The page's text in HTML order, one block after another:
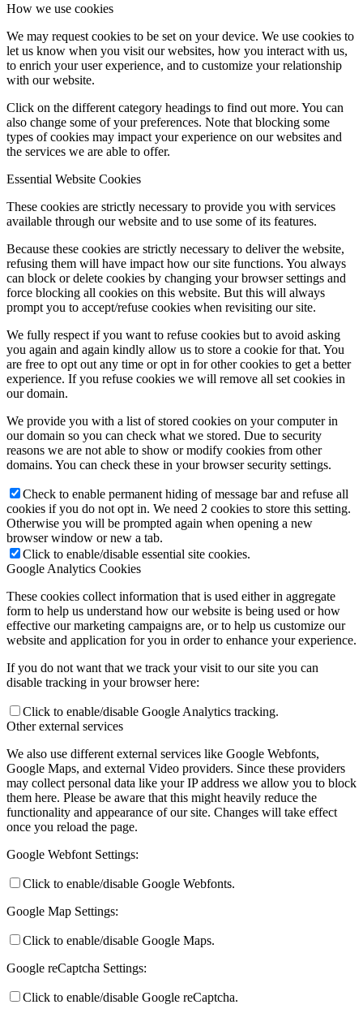
How we use cookies
We may request cookies to be set on your device. We use cookies to
let us know when you visit our websites, how you interact with us,
to enrich your user experience, and to customize your relationship
with our website.
Click on the different category headings to find out more. You can
also change some of your preferences. Note that blocking some
types of cookies may impact your experience on our websites and
the services we are able to offer.
Essential Website Cookies
These cookies are strictly necessary to provide you with services
available through our website and to use some of its features.
Because these cookies are strictly necessary to deliver the website,
refusing them will have impact how our site functions. You always
can block or delete cookies by changing your browser settings and
force blocking all cookies on this website. But this will always
prompt you to accept/refuse cookies when revisiting our site.
We fully respect if you want to refuse cookies but to avoid asking
you again and again kindly allow us to store a cookie for that. You
are free to opt out any time or opt in for other cookies to get a better
experience. If you refuse cookies we will remove all set cookies in
our domain.
We provide you with a list of stored cookies on your computer in
our domain so you can check what we stored. Due to security
reasons we are not able to show or modify cookies from other
domains. You can check these in your browser security settings.
Check to enable permanent hiding of message bar and refuse all
cookies if you do not opt in. We need 2 cookies to store this setting.
Otherwise you will be prompted again when opening a new
browser window or new a tab.
Click to enable/disable essential site cookies.
Google Analytics Cookies
These cookies collect information that is used either in aggregate
form to help us understand how our website is being used or how
effective our marketing campaigns are, or to help us customize our
website and application for you in order to enhance your experience.
If you do not want that we track your visit to our site you can
disable tracking in your browser here:
Click to enable/disable Google Analytics tracking.
Other external services
We also use different external services like Google Webfonts,
Google Maps, and external Video providers. Since these providers
may collect personal data like your IP address we allow you to block
them here. Please be aware that this might heavily reduce the
functionality and appearance of our site. Changes will take effect
once you reload the page.
Google Webfont Settings:
Click to enable/disable Google Webfonts.
Google Map Settings:
Click to enable/disable Google Maps.
Google reCaptcha Settings:
Click to enable/disable Google reCaptcha.